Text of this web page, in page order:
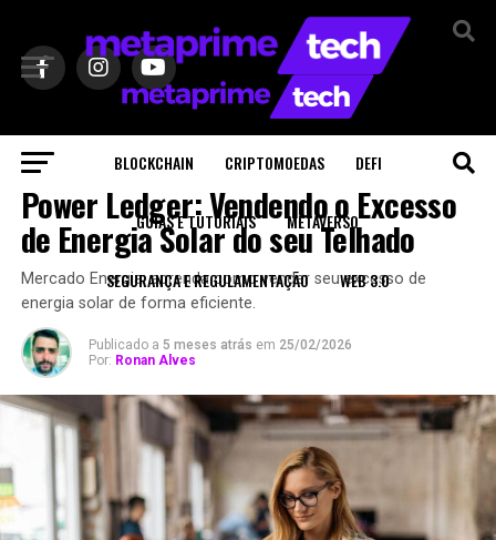
BLOCKCHAIN CRIPTOMOEDAS DEFI
GUIAS E TUTORIAIS METAVERSO
SEGURANÇA E REGULAMENTAÇÃO WEB 3.0
BLOCKCHAIN
Power Ledger: Vendendo o Excesso
de Energia Solar do seu Telhado
Mercado Energia: aprenda como vender seu excesso de
energia solar de forma eficiente.
Publicado a 5 meses atrás em 25/02/2026
Por: Ronan Alves